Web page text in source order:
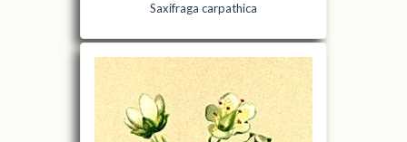
Saxifraga carpathica